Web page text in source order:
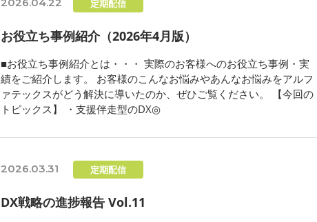
2026.04.22 定期配信
お役立ち事例紹介（2026年4月版）
■お役立ち事例紹介とは・・・ 実際のお客様へのお役立ち事例・実
績をご紹介します。 お客様のこんなお悩みやあんなお悩みをアルフ
ァテックスがどう解決に導いたのか、ぜひご覧ください。 【今回の
トピックス】 ・支援伴走型のDX◎
2026.03.31 定期配信
DX戦略の進捗報告 Vol.11